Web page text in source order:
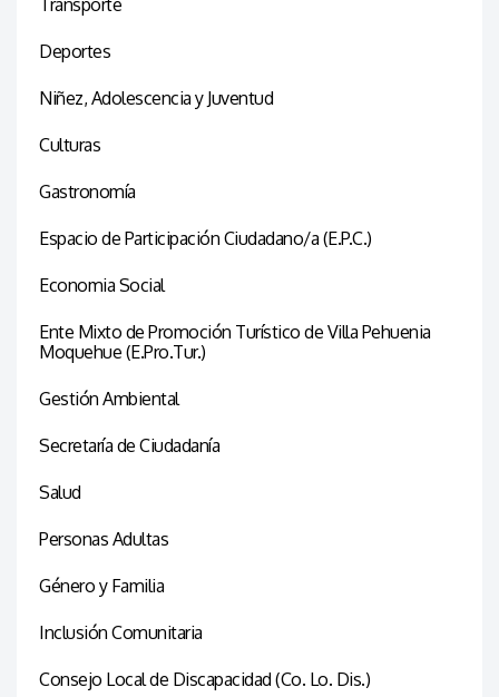
Transporte
Deportes
Niñez, Adolescencia y Juventud
Culturas
Gastronomía
Espacio de Participación Ciudadano/a (E.P.C.)
Economia Social
Ente Mixto de Promoción Turístico de Villa Pehuenia
Moquehue (E.Pro.Tur.)
Gestión Ambiental
Secretaría de Ciudadanía
Salud
Personas Adultas
Género y Familia
Inclusión Comunitaria
Consejo Local de Discapacidad (Co. Lo. Dis.)